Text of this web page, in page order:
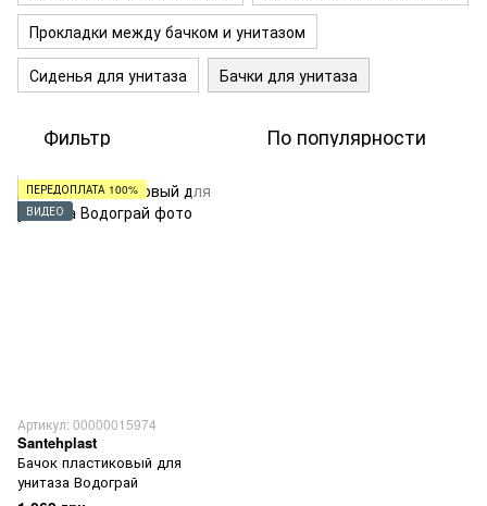
Прокладки между бачком и унитазом
Сиденья для унитаза
Бачки для унитаза
Фильтр По популярности
ПЕРЕДОПЛАТА 100%
ВИДЕО
Артикул: 00000015974
Santehplast
Бачок пластиковый для
унитаза Водограй